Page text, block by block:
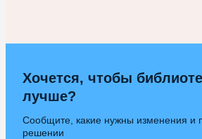
Хочется, чтобы
лучше?
Сообщите, какие нужны изменения и
решении